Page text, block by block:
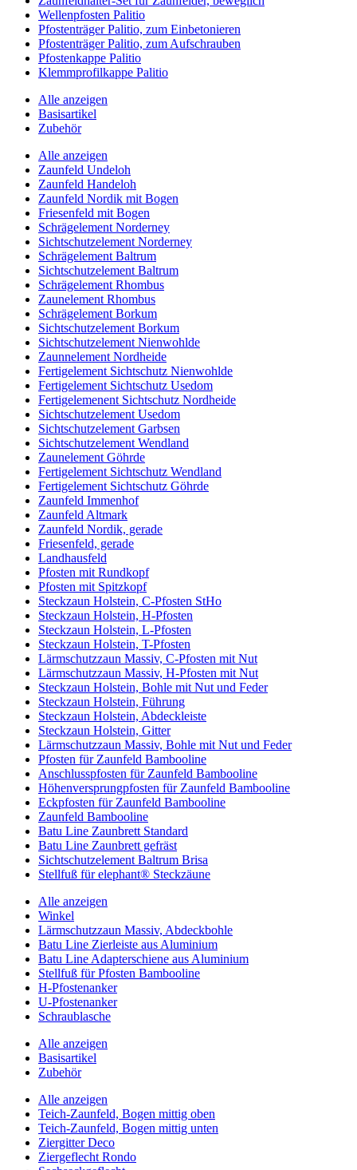
Wellenpfosten Palitio
Pfostenträger Palitio, zum Einbetonieren
Pfostenträger Palitio, zum Aufschrauben
Pfostenkappe Palitio
Klemmprofilkappe Palitio
Alle anzeigen
Basisartikel
Zubehör
Alle anzeigen
Zaunfeld Undeloh
Zaunfeld Handeloh
Zaunfeld Nordik mit Bogen
Friesenfeld mit Bogen
Schrägelement Norderney
Sichtschutzelement Norderney
Schrägelement Baltrum
Sichtschutzelement Baltrum
Schrägelement Rhombus
Zaunelement Rhombus
Schrägelement Borkum
Sichtschutzelement Borkum
Sichtschutzelement Nienwohlde
Zaunnelement Nordheide
Fertigelement Sichtschutz Nienwohlde
Fertigelement Sichtschutz Usedom
Fertigelemenent Sichtschutz Nordheide
Sichtschutzelement Usedom
Sichtschutzelement Garbsen
Sichtschutzelement Wendland
Zaunelement Göhrde
Fertigelement Sichtschutz Wendland
Fertigelement Sichtschutz Göhrde
Zaunfeld Immenhof
Zaunfeld Altmark
Zaunfeld Nordik, gerade
Friesenfeld, gerade
Landhausfeld
Pfosten mit Rundkopf
Pfosten mit Spitzkopf
Steckzaun Holstein, C-Pfosten StHo
Steckzaun Holstein, H-Pfosten
Steckzaun Holstein, L-Pfosten
Steckzaun Holstein, T-Pfosten
Lärmschutzzaun Massiv, C-Pfosten mit Nut
Lärmschutzzaun Massiv, H-Pfosten mit Nut
Steckzaun Holstein, Bohle mit Nut und Feder
Steckzaun Holstein, Führung
Steckzaun Holstein, Abdeckleiste
Steckzaun Holstein, Gitter
Lärmschutzzaun Massiv, Bohle mit Nut und Feder
Pfosten für Zaunfeld Bambooline
Anschlusspfosten für Zaunfeld Bambooline
Höhenversprungpfosten für Zaunfeld Bambooline
Eckpfosten für Zaunfeld Bambooline
Zaunfeld Bambooline
Batu Line Zaunbrett Standard
Batu Line Zaunbrett gefräst
Sichtschutzelement Baltrum Brisa
Stellfuß für elephant® Steckzäune
Alle anzeigen
Winkel
Lärmschutzzaun Massiv, Abdeckbohle
Batu Line Zierleiste aus Aluminium
Batu Line Adapterschiene aus Aluminium
Stellfuß für Pfosten Bambooline
H-Pfostenanker
U-Pfostenanker
Schraublasche
Alle anzeigen
Basisartikel
Zubehör
Alle anzeigen
Teich-Zaunfeld, Bogen mittig oben
Teich-Zaunfeld, Bogen mittig unten
Ziergitter Deco
Ziergeflecht Rondo